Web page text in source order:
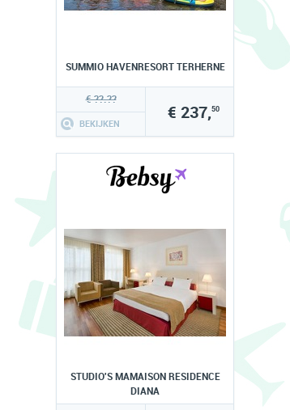
SUMMIO HAVENRESORT TERHERNE
€ ??.??
BEKIJKEN
€ 237,50
STUDIO'S MAMAISON RESIDENCE
DIANA